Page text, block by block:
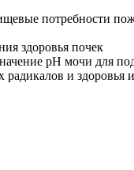
потребности
здоровья почек
рН мочи для
радикалов и